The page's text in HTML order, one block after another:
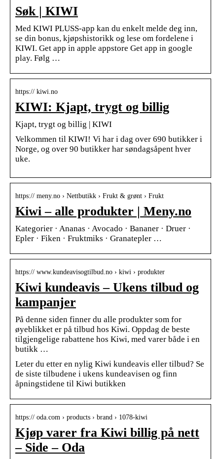
Søk | KIWI
Med KIWI PLUSS-app kan du enkelt melde deg inn,
se din bonus, kjøpshistorikk og lese om fordelene i
KIWI. Get app in apple appstore Get app in google
play. Følg …
https:// kiwi.no
KIWI: Kjapt, trygt og billig
Kjapt, trygt og billig | KIWI
Velkommen til KIWI! Vi har i dag over 690 butikker i
Norge, og over 90 butikker har søndagsåpent hver
uke.
https:// meny.no › Nettbutikk › Frukt & grønt › Frukt
Kiwi – alle produkter | Meny.no
Kategorier · Ananas · Avocado · Bananer · Druer ·
Epler · Fiken · Fruktmiks · Granatepler …
https:// www.kundeavisogtilbud.no › kiwi › produkter
Kiwi kundeavis – Ukens tilbud og
kampanjer
På denne siden finner du alle produkter som for
øyeblikket er på tilbud hos Kiwi. Oppdag de beste
tilgjengelige rabattene hos Kiwi, med varer både i en
butikk …
Leter du etter en nylig Kiwi kundeavis eller tilbud? Se
de siste tilbudene i ukens kundeavisen og finn
åpningstidene til Kiwi butikken
https:// oda.com › products › brand › 1078-kiwi
Kjøp varer fra Kiwi billig på nett
– Side – Oda